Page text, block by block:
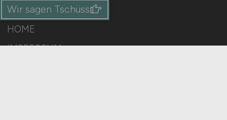
HOME
IMPRESSUM
Wir sagen Tschüss